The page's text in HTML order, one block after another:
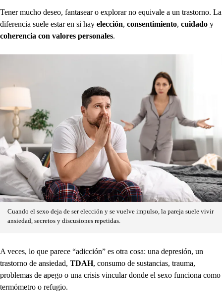
Tener mucho deseo, fantasear o explorar no equivale a un trastorno. La
diferencia suele estar en si hay elección, consentimiento, cuidado y
coherencia con valores personales.
Cuando el sexo deja de ser elección y se vuelve impulso, la pareja suele vivir
ansiedad, secretos y discusiones repetidas.
A veces, lo que parece “adicción” es otra cosa: una depresión, un
trastorno de ansiedad, TDAH, consumo de sustancias, trauma,
problemas de apego o una crisis vincular donde el sexo funciona como
termómetro o refugio.